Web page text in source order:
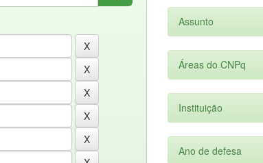
Assunto
Áreas do CNPq
Instituição
Ano de defesa